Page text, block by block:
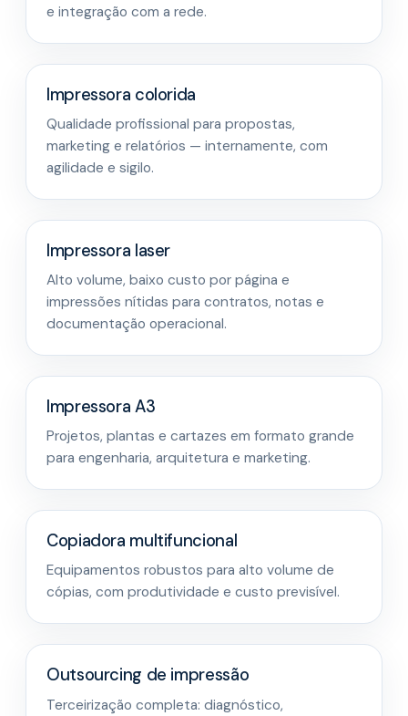
e integração com a rede.
Impressora colorida
Qualidade profissional para propostas,
marketing e relatórios — internamente, com
agilidade e sigilo.
Impressora laser
Alto volume, baixo custo por página e
impressões nítidas para contratos, notas e
documentação operacional.
Impressora A3
Projetos, plantas e cartazes em formato grande
para engenharia, arquitetura e marketing.
Copiadora multifuncional
Equipamentos robustos para alto volume de
cópias, com produtividade e custo previsível.
Outsourcing de impressão
Terceirização completa: diagnóstico,